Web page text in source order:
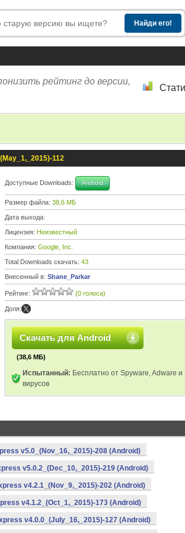
рейтинг до версии,
112
Доступные Downloads: Android
Размер файла: 38,6 МБ
Дата выхода:
Лицензия: Неизвестный
Компания: Google, Inc.
Total Downloads скачать: 43
Внесенный в: Shane_Parkar
Рейтинг: (0 голоса)
Доля:
Скачать для Android
(38,6 МБ)
Испытанный: Бесплатно от Spyware, Adware и
вирусов
v5.0_(Nov_16,_2015)-208 (Android)
v5.0.2_(Dec_10,_2015)-219 (Android)
v4.2.1_(Nov_9,_2015)-202 (Android)
v4.1.2_(Oct_1,_2015)-173 (Android)
v4.0.0_(July_16,_2015)-127 (Android)